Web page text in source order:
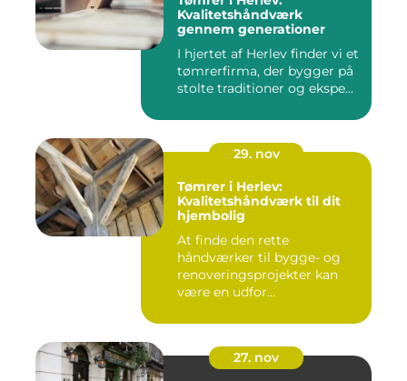
Kvalitetshåndværk
gennem generationer
I hjertet af Herlev finder vi et
tømrerfirma, der bygger på
stolte traditioner og ekspe...
29. nov
Tømrer i Herlev:
Kvalitetshåndværk til dit
hjembolig
At finde den rette
håndværker til bygge- og
renoveringsprojekter kan
være en udfor...
27. nov